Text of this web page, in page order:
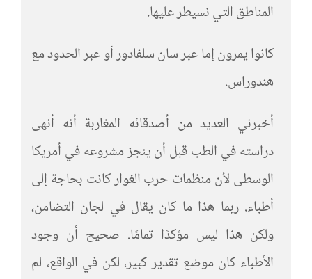
المناطق التي نسيطر عليها.
كانوا يمرون إما عبر سان سلفادور أو عبر الحدود مع
هندوراس.
أخبرني العديد من أصدقائه المغاربة أنه أنهى
دراسته في الطب قبل أن ينجز مشروعه في أمريكا
الوسطى لأن منظمات حرب الغوار كانت بحاجة إلى
أطباء. ربما هذا ما كان يقال في لجان التضامن،
ولكن هذا ليس مؤكدًا تمامًا. صحيح أن وجود
الأطباء كان موضع تقدير كبير، لكن في الواقع، لم